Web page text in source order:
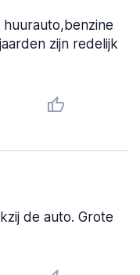
zijn redelijk
de auto. Grote